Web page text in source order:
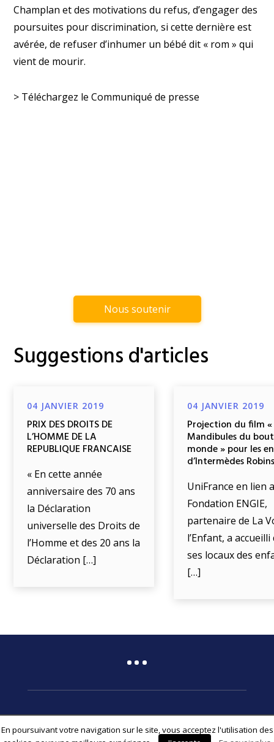
Champlan et des motivations du refus, d’engager des
poursuites pour discrimination, si cette dernière est
avérée, de refuser d’inhumer un bébé dit « rom » qui
vient de mourir.
> Téléchargez le Communiqué de presse
Nous soutenir
Suggestions d'articles
04 JANVIER 2019
PRIX DES DROITS DE
L’HOMME DE LA
REPUBLIQUE FRANCAISE
« En cette année
anniversaire des 70 ans
la Déclaration
universelle des Droits de
l’Homme et des 20 ans la
Déclaration […]
04 JANVIER 2019
Projection du film «
Mandibules du
monde » pour les
d’Intermèdes
UniFrance en lien
Fondation ENGIE,
partenaire de La
l’Enfant, a accueilli
ses locaux des
[…]
© 2026 Fédération Associative La Voix de l’Enfant
En poursuivant votre navigation sur le site, vous acceptez l'utilisation des